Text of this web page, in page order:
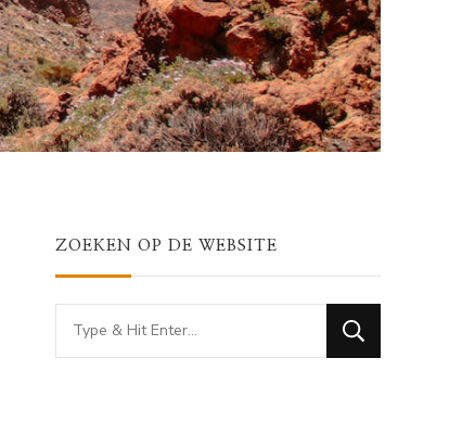
ZOEKEN OP DE WEBSITE
Looking
for